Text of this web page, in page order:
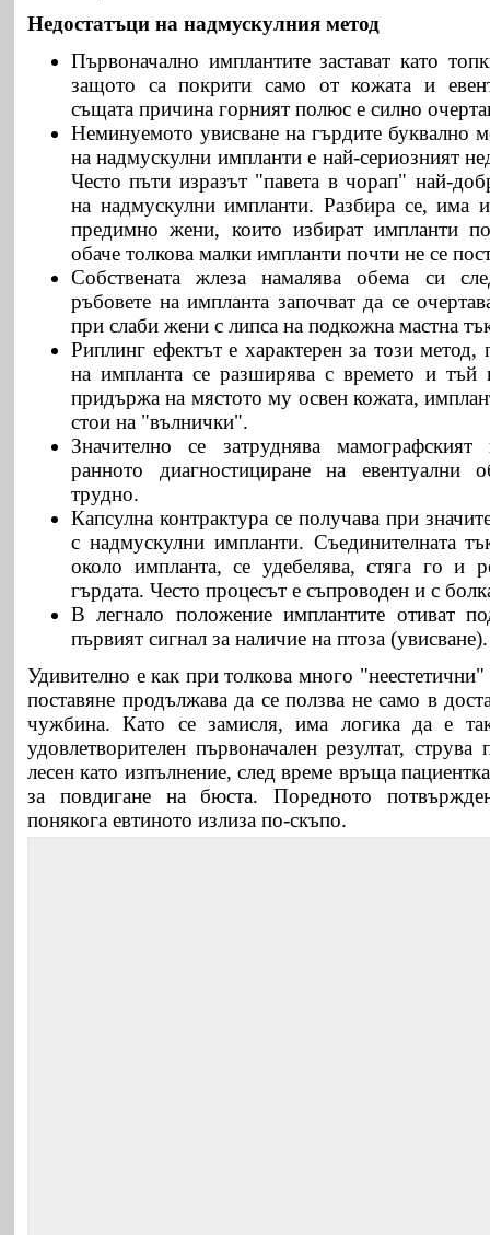
Недостатъци на надмускулния метод
Първоначално имплантите застават като
защото са покрити само от кожата и
същата причина горният полюс е силно
Неминуемото увисване на гърдите буквално
на надмускулни импланти е най-сериозният
Често пъти изразът "павета в чорап" най-
на надмускулни импланти. Разбира се, има
предимно жени, които избират импланти
обаче толкова малки импланти почти не се
Собствената жлеза намалява обема си
ръбовете на импланта започват да се
при слаби жени с липса на подкожна мастна
Риплинг ефектът е характерен за този
на импланта се разширява с времето и тъй
придържа на мястото му освен кожата,
стои на "вълнички".
Значително се затруднява
ранното диагностициране на евентуални
трудно.
Капсулна контрактура се получава при
с надмускулни импланти. Съединителната
около импланта, се удебелява, стяга го и
гърдата. Често процесът е съпроводен и с
В легнало положение имплантите отиват
първият сигнал за наличие на птоза (увисване).
Удивително е как при толкова много
поставяне продължава да се ползва не само в
чужбина. Като се замисля, има логика да е
удовлетворителен първоначален резултат,
лесен като изпълнение, след време връща
за повдигане на бюста. Поредното
понякога евтиното излиза по-скъпо.